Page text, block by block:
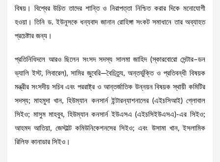
বিষয়। বিশ্বের উচিত তাদের শান্তি ও নিরাপত্তা নিশ্চিত করার দিকে মনোযোগী
হওয়া। তিনি ড. ইউনূসকে ধন্যবাদ জানান রোহিঙ্গা সংকট সমাধানে তার অব্যাহত
প্রচেষ্টার জন্য।
প্রতিনিধিদলে আরও ছিলেন সংসদ সদস্য সালমা জাহিদ (স্কারবোরো সেন্টার–ডন
ভ্যালি ইস্ট, লিবারেল), সামির জুবেরি—বৈচিত্র্য, অন্তর্ভুক্তি ও প্রতিবন্ধী বিষয়ক
মন্ত্রীর সংসদীয় সচিব এবং পররাষ্ট্র ও আন্তর্জাতিক উন্নয়ন বিষয়ক স্থায়ী কমিটির
সদস্য; মাহমুদা খান, হিউম্যান কনসার্ন ইন্টারন্যাশনালের (এইচসিআই) গ্লোবাল
সিইও; মাসুম মাহবুব, হিউম্যান কনসার্ন ইউএসএ (এইচসিইউএসএ)-এর সিইও;
আহমদ আতিয়া, জেস্টাল্ট কমিউনিকেশনসের সিইও; এবং উসামা খান, ইসলামিক
রিলিফ কানাডার সিইও।